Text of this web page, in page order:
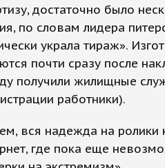
достаточно было
по словам лидера
украла тираж».
почти сразу после
получили жилищные
работники).
вся надежда на ролики
где пока еще